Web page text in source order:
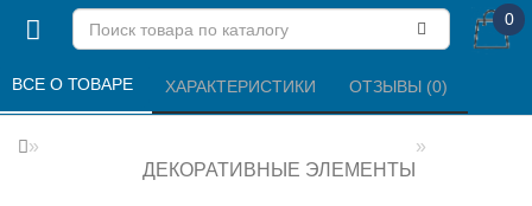
0
ДЕКОРАТИВНЫЕ ЭЛЕМЕНТЫ
ВСЕ О ТОВАРЕ ХАРАКТЕРИСТИКИ ОТЗЫВЫ (0)